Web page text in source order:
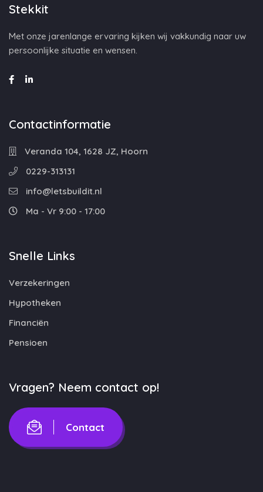
Stekkit
Met onze jarenlange ervaring kijken wij vakkundig naar uw
persoonlijke situatie en wensen.
Contactinformatie
Veranda 104, 1628 JZ, Hoorn
0229-313131
info@letsbuildit.nl
Ma - Vr 9:00 - 17:00
Snelle Links
Verzekeringen
Hypotheken
Financiën
Pensioen
Vragen? Neem contact op!
Contact